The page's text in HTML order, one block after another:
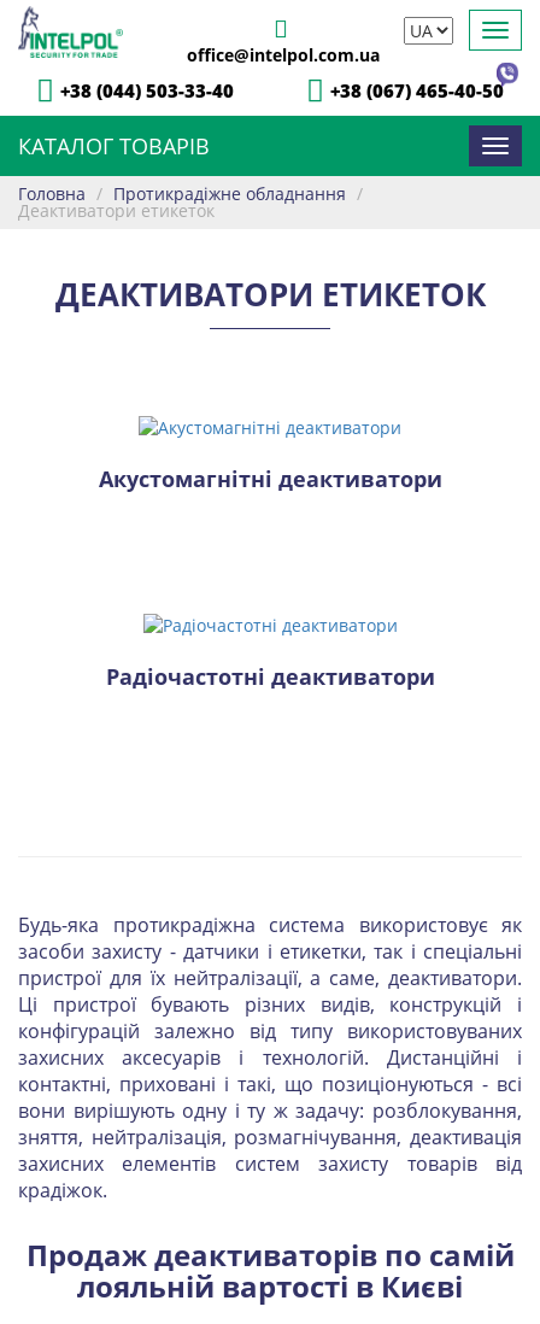
office@intelpol.com.ua
+38 (044) 503-33-40 +38 (067) 465-40-50
КАТАЛОГ ТОВАРІВ
Головна / Протикрадіжне обладнання /
Деактиватори етикеток
ДЕАКТИВАТОРИ ЕТИКЕТОК
Акустомагнітні деактиватори
Радіочастотні деактиватори
Будь-яка протикрадіжна система використовує як
засоби захисту - датчики і етикетки, так і спеціальні
пристрої для їх нейтралізації, а саме, деактиватори.
Ці пристрої бувають різних видів, конструкцій і
конфігурацій залежно від типу використовуваних
захисних аксесуарів і технологій. Дистанційні і
контактні, приховані і такі, що позиціонуються - всі
вони вирішують одну і ту ж задачу: розблокування,
зняття, нейтралізація, розмагнічування, деактивація
захисних елементів систем захисту товарів від
крадіжок.
Продаж деактиваторів по самій
лояльній вартості в Києві